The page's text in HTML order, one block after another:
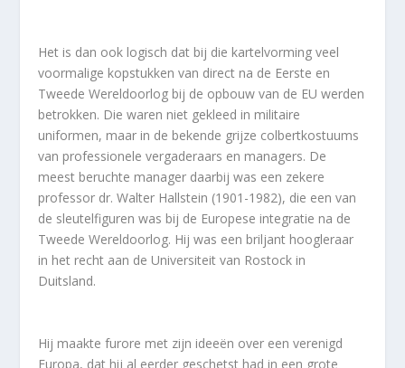
Het is dan ook logisch dat bij die kartelvorming veel
voormalige kopstukken van direct na de Eerste en
Tweede Wereldoorlog bij de opbouw van de EU werden
betrokken. Die waren niet gekleed in militaire
uniformen, maar in de bekende grijze colbertkostuums
van professionele vergaderaars en managers. De
meest beruchte manager daarbij was een zekere
professor dr. Walter Hallstein (1901-1982), die een van
de sleutelfiguren was bij de Europese integratie na de
Tweede Wereldoorlog. Hij was een briljant hoogleraar
in het recht aan de Universiteit van Rostock in
Duitsland.
Hij maakte furore met zijn ideeën over een verenigd
Europa, dat hij al eerder geschetst had in een grote